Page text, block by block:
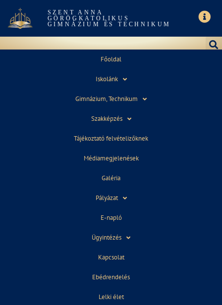
SZENT ANNA
GÖRÖGKATOLIKUS
GIMNÁZIUM ÉS TECHNIKUM
Főoldal
Iskolánk
Gimnázium, Technikum
Szakképzés
Tájékoztató felvételizőknek
Médiamegjelenések
Galéria
Pályázat
E-napló
Ügyintézés
Kapcsolat
Ebédrendelés
Lelki élet
OSZTÁLYOK 2025/2026
7.d - Székely Máté